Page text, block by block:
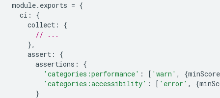
module. exports = {
ci :
{
collect :
{
// ...
},
assert :
{
assertions :
{
'categories:performance' : [ 'warn' , {minScore
'categories:accessibility' : [ 'error' , {
}